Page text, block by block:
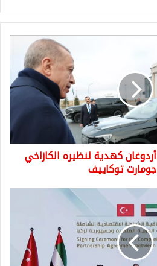
كهدية لنظيره الكازاخي
توكاييف